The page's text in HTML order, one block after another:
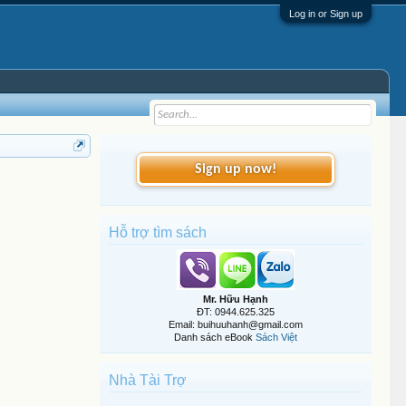
Log in or Sign up
Sign up now!
Hỗ trợ tìm sách
Mr. Hữu Hạnh
ĐT: 0944.625.325
Email: buihuuhanh@gmail.com
Danh sách eBook Sách Việt
Nhà Tài Trợ